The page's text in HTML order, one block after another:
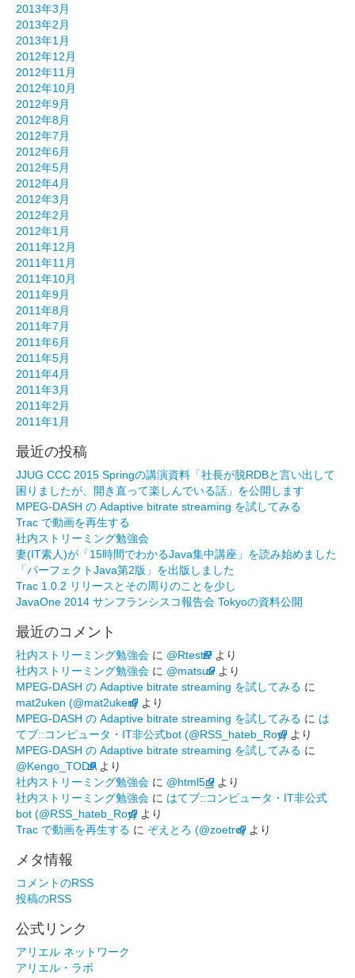
2013年3月
2013年2月
2013年1月
2012年12月
2012年11月
2012年10月
2012年9月
2012年8月
2012年7月
2012年6月
2012年5月
2012年4月
2012年3月
2012年2月
2012年1月
2011年12月
2011年11月
2011年10月
2011年9月
2011年8月
2011年7月
2011年6月
2011年5月
2011年4月
2011年3月
2011年2月
2011年1月
最近の投稿
JJUG CCC 2015 Springの講演資料「社長が脱RDBと言い出して
困りましたが、開き直って楽しんでいる話」を公開します
MPEG-DASH の Adaptive bitrate streaming を試してみる
Trac で動画を再生する
社内ストリーミング勉強会
妻(IT素人)が「15時間でわかるJava集中講座」を読み始めました
「パーフェクトJava第2版」を出版しました
Trac 1.0.2 リリースとその周りのことを少し
JavaOne 2014 サンフランシスコ報告会 Tokyoの資料公開
最近のコメント
社内ストリーミング勉強会 に @RtestR より
社内ストリーミング勉強会 に @matsuu より
MPEG-DASH の Adaptive bitrate streaming を試してみる に
mat2uken (@mat2uken) より
MPEG-DASH の Adaptive bitrate streaming を試してみる に は
てブ::コンピュータ・IT非公式bot (@RSS_hateb_Roy) より
MPEG-DASH の Adaptive bitrate streaming を試してみる に
@Kengo_TODAより
社内ストリーミング勉強会 に @html5_j より
社内ストリーミング勉強会 に はてブ::コンピュータ・IT非公式
bot (@RSS_hateb_Roy) より
Trac で動画を再生する に ぞえとろ (@zoetro) より
メタ情報
コメントのRSS
投稿のRSS
公式リンク
アリエル ネットワーク
アリエル・ラボ